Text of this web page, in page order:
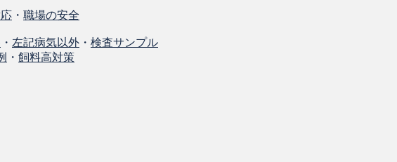
・ 職場の安全
・ 左記病気以外 ・ 検査サンプル
・ 飼料高対策